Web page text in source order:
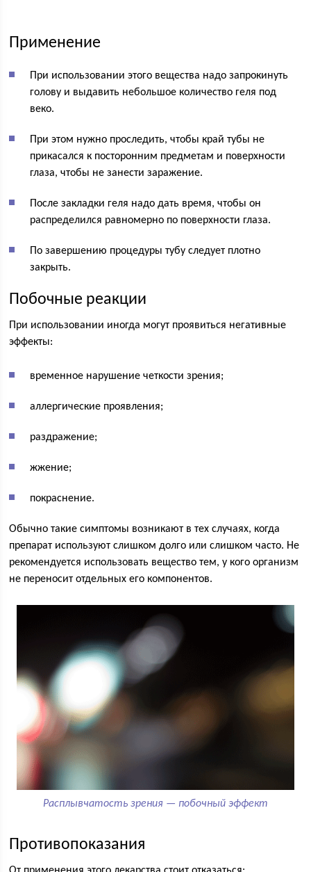
Применение
При использовании этого вещества надо запрокинуть
голову и выдавить небольшое количество геля под
веко.
При этом нужно проследить, чтобы край тубы не
прикасался к посторонним предметам и поверхности
глаза, чтобы не занести заражение.
После закладки геля надо дать время, чтобы он
распределился равномерно по поверхности глаза.
По завершению процедуры тубу следует плотно
закрыть.
Побочные реакции
При использовании иногда могут проявиться негативные
эффекты:
временное нарушение четкости зрения;
аллергические проявления;
раздражение;
жжение;
покраснение.
Обычно такие симптомы возникают в тех случаях, когда
препарат используют слишком долго или слишком часто. Не
рекомендуется использовать вещество тем, у кого организм
не переносит отдельных его компонентов.
Расплывчатость зрения — побочный эффект
Противопоказания